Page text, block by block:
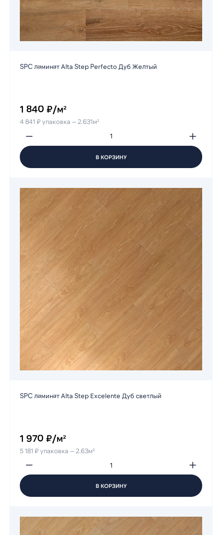
SPC ламинат Alta Step Perfecto Дуб Желтый
1 840 ₽/м²
4 841 ₽ упаковка — 2.631м²
В КОРЗИНУ
SPC ламинат Alta Step Excelente Дуб светлый
1 970 ₽/м²
5 181 ₽ упаковка — 2.63м²
В КОРЗИНУ